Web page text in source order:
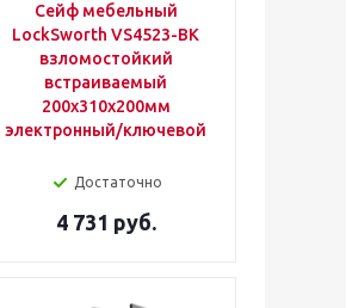
Сейф мебельный
LockSworth VS4523-BK
взломостойкий
встраиваемый
200x310x200мм
электронный/ключевой
Достаточно
4 731 руб.